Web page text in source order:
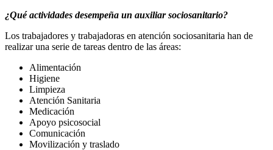
¿Qué actividades desempeña un auxiliar sociosanitario?
Los trabajadores y trabajadoras en atención sociosanitaria han de
realizar una serie de tareas dentro de las áreas:
Alimentación
Higiene
Limpieza
Atención Sanitaria
Medicación
Apoyo psicosocial
Comunicación
Movilización y traslado